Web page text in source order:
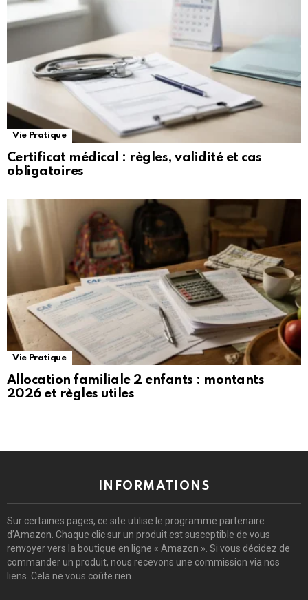
Vie Pratique
Certificat médical : règles, validité et cas
obligatoires
Vie Pratique
Allocation familiale 2 enfants : montants
2026 et règles utiles
INFORMATIONS
Sur certaines pages, ce site utilise le programme partenaire
d’Amazon. Chaque clic sur un produit est susceptible de vous
renvoyer vers la boutique en ligne « Amazon ». Si vous décidez de
commander un produit, nous recevons une commission via nos
liens. Cela ne vous coûte rien.